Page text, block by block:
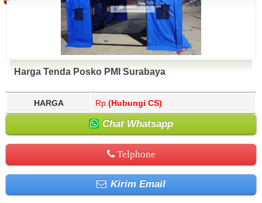
Harga Tenda Posko PMI Surabaya
HARGA Rp. (Hubungi CS)
Chat Whatsapp
Telphone
Kirim Email